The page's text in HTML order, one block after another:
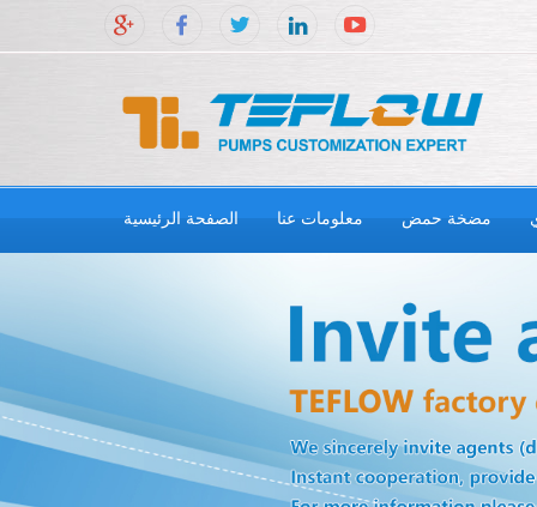
الصفحة الرئيسية معلومات عنا مضخة حمض